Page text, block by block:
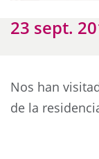
23 sept.
Nos han
de la